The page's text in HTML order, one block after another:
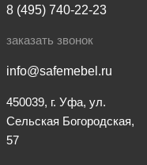
8 (495) 740-22-23
заказать звонок
info@safemebel.ru
450039, г. Уфа, ул.
Сельская Богородская,
57